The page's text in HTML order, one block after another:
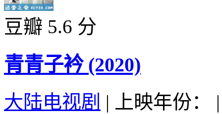
豆瓣 5.6 分
青青子衿 (2020)
大陆电视剧 | 上映年份：
|